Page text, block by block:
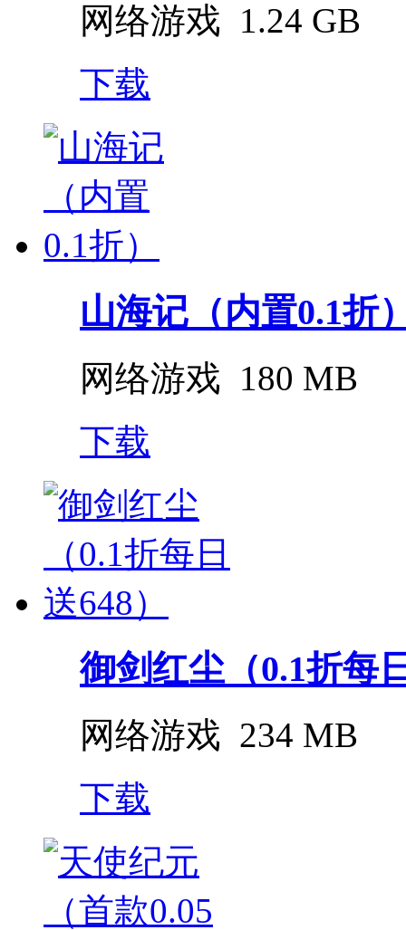
网络游戏 1.24 GB
下载
山海记（内置0.1折
网络游戏 180 MB
下载
御剑红尘（0.1折每
网络游戏 234 MB
下载